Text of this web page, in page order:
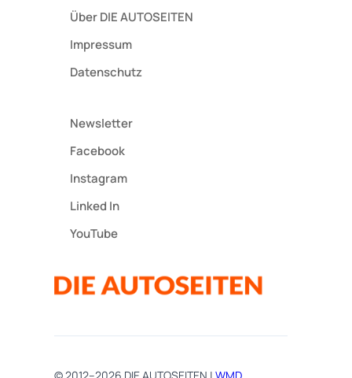
Über DIE AUTOSEITEN
Impressum
Datenschutz
Newsletter
Facebook
Instagram
Linked In
YouTube